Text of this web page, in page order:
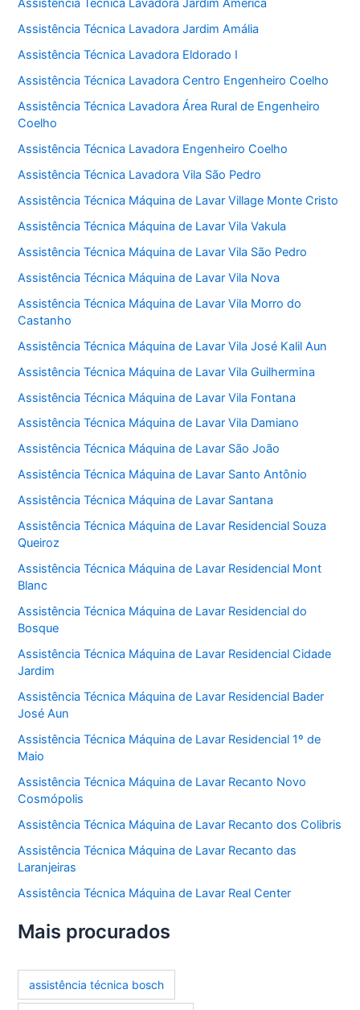
Assistência Técnica Lavadora Jardim América
Assistência Técnica Lavadora Jardim Amália
Assistência Técnica Lavadora Eldorado I
Assistência Técnica Lavadora Centro Engenheiro Coelho
Assistência Técnica Lavadora Área Rural de Engenheiro
Coelho
Assistência Técnica Lavadora Engenheiro Coelho
Assistência Técnica Lavadora Vila São Pedro
Assistência Técnica Máquina de Lavar Village Monte Cristo
Assistência Técnica Máquina de Lavar Vila Vakula
Assistência Técnica Máquina de Lavar Vila São Pedro
Assistência Técnica Máquina de Lavar Vila Nova
Assistência Técnica Máquina de Lavar Vila Morro do
Castanho
Assistência Técnica Máquina de Lavar Vila José Kalil Aun
Assistência Técnica Máquina de Lavar Vila Guilhermina
Assistência Técnica Máquina de Lavar Vila Fontana
Assistência Técnica Máquina de Lavar Vila Damiano
Assistência Técnica Máquina de Lavar São João
Assistência Técnica Máquina de Lavar Santo Antônio
Assistência Técnica Máquina de Lavar Santana
Assistência Técnica Máquina de Lavar Residencial Souza
Queiroz
Assistência Técnica Máquina de Lavar Residencial Mont
Blanc
Assistência Técnica Máquina de Lavar Residencial do
Bosque
Assistência Técnica Máquina de Lavar Residencial Cidade
Jardim
Assistência Técnica Máquina de Lavar Residencial Bader
José Aun
Assistência Técnica Máquina de Lavar Residencial 1º de
Maio
Assistência Técnica Máquina de Lavar Recanto Novo
Cosmópolis
Assistência Técnica Máquina de Lavar Recanto dos Colibris
Assistência Técnica Máquina de Lavar Recanto das
Laranjeiras
Assistência Técnica Máquina de Lavar Real Center
Mais procurados
assistência técnica bosch